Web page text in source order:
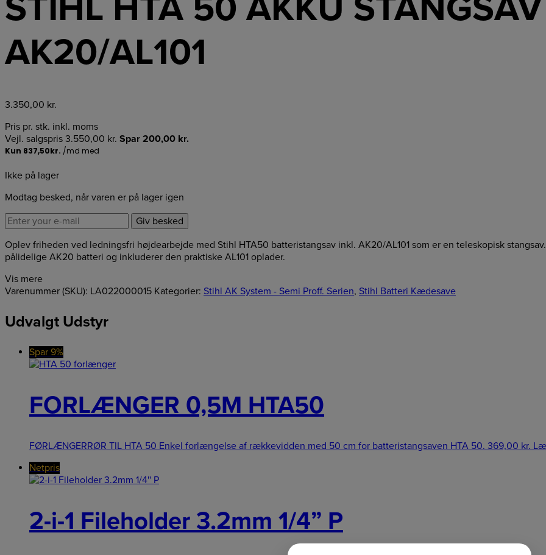
AK20/AL101
3.350,00 kr.
Pris pr. stk. inkl. moms
Vejl. salgspris 3.550,00 kr. Spar 200,00 kr.
Ikke på lager
Modtag besked, når varen er på lager igen
Giv besked
Oplev friheden ved ledningsfri højdearbejde med Stihl HTA50 batteristangsav inkl. AK20/AL101 som er en teleskopisk
pålidelige AK20 batteri og inkluderer den praktiske AL101 oplader.
Vis mere
Varenummer (SKU): LA022000015 Kategorier: Stihl AK System - Semi Proff. Serien, Stihl Batteri Kædesave
Udvalgt Udstyr
Spar 9%
FORLÆNGER 0,5M HTA50
FØRLÆNGERRØR TIL HTA 50 Enkel forlængelse af rækkevidden med 50 cm for batteristangsaven HTA 50. 369,00 kr.
Netpris
2-i-1 Fileholder 3.2mm 1/4” P